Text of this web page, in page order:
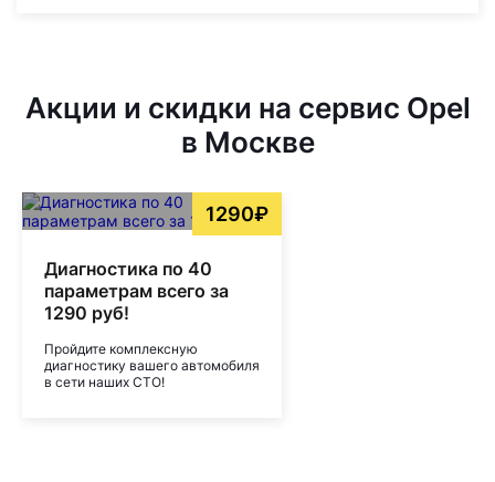
Акции и скидки на сервис Opel
в Москве
1290₽
Диагностика по 40
параметрам всего за
1290 руб!
Пройдите комплексную
диагностику вашего автомобиля
в сети наших СТО!